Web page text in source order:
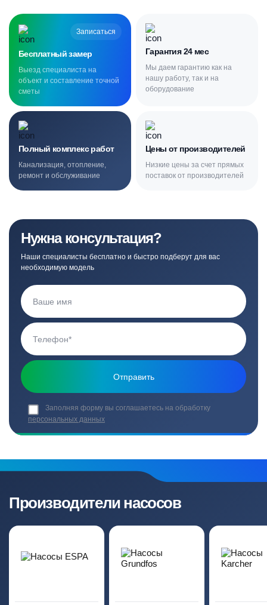
Записаться
Бесплатный замер
Выезд специалиста на
объект и составление точной
сметы
Гарантия 24 мес
Мы даем гарантию как на
нашу работу, так и на
оборудование
Полный комплекс работ
Канализация, отопление,
ремонт и обслуживание
Цены от производителей
Низкие цены за счет прямых
поставок от производителей
Нужна консультация?
Наши специалисты бесплатно и быстро подберут для вас
необходимую модель
Заполняя форму вы соглашаетесь на обработку
персональных данных
Производители насосов